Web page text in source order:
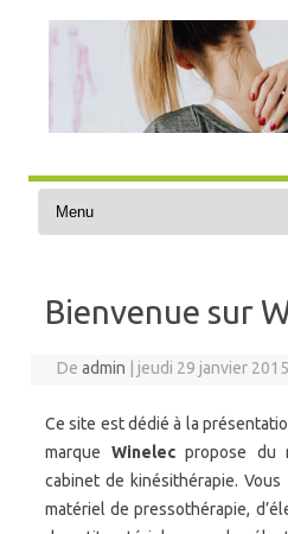
Bienvenue sur
Deadmin jeudi 29 janvier 2015
Ce site est dédié à la
marque Winelecpropose du
cabinet de kinésithérapie.
matériel de pressothérapie,